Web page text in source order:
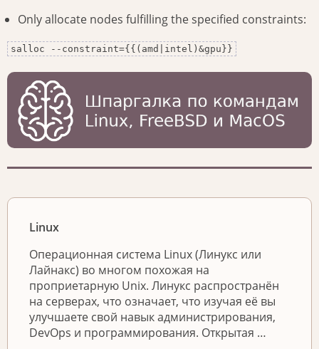
Only allocate nodes fulfilling the specified constraints:
salloc --constraint={{(amd|intel)&gpu}}
Linux
Операционная система Linux (Линукс или
Лайнакс) во многом похожая на
проприетарную Unix. Линукс распространён
на серверах, что означает, что изучая её вы
улучшаете свой навык администрирования,
DevOps и программирования. Открытая …